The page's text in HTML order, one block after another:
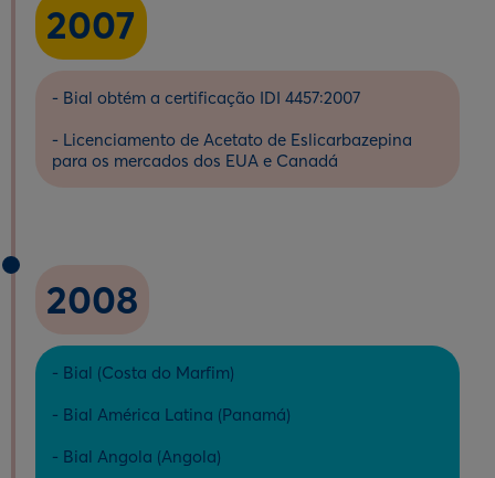
2007
- Bial obtém a certificação IDI 4457:2007
- Licenciamento de Acetato de Eslicarbazepina
para os mercados dos EUA e Canadá
2008
- Bial (Costa do Marfim)
- Bial América Latina (Panamá)
- Bial Angola (Angola)